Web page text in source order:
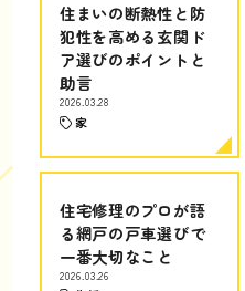
住まいの断熱性と防
犯性を高める玄関ド
ア選びのポイントと
助言
2026.03.28
家
住宅修理のプロが語
る網戸の戸車選びで
一番大切なこと
2026.03.26